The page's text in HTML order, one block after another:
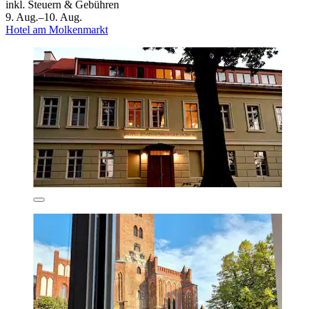
inkl. Steuern & Gebühren
9. Aug.–10. Aug.
Hotel am Molkenmarkt